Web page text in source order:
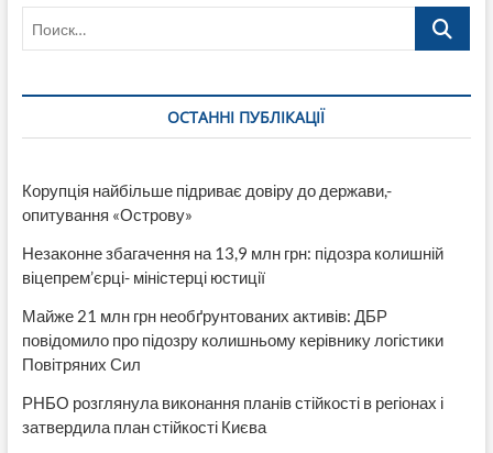
рази
дорожче
від
Поиск…
ОСТАННІ ПУБЛІКАЦІЇ
Корупція найбільше підриває довіру до держави,-
опитування «Острову»
Незаконне збагачення на 13,9 млн грн: підозра колишній
віцепрем’єрці- міністерці юстиції
Майже 21 млн грн необґрунтованих активів: ДБР
повідомило про підозру колишньому керівнику логістики
Повітряних Сил
РНБО розглянула виконання планів стійкості в регіонах і
затвердила план стійкості Києва